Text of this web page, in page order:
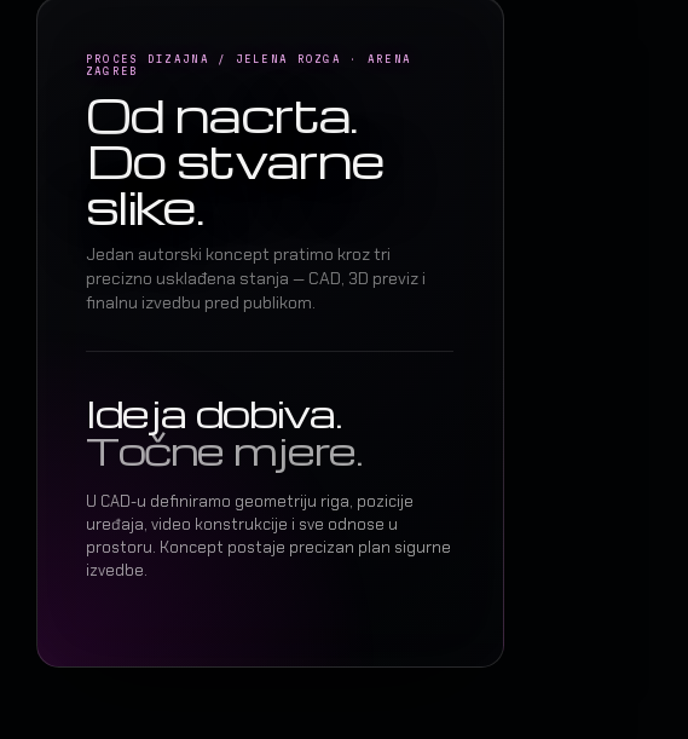
PROCES DIZAJNA / JELENA ROZGA · ARENA
ZAGREB
Od nacrta.
Do stvarne
slike.
Jedan autorski koncept pratimo kroz tri
precizno usklađena stanja — CAD, 3D previz i
finalnu izvedbu pred publikom.
Ideja dobiva.
Točne mjere.
U CAD-u definiramo geometriju riga, pozicije
uređaja, video konstrukcije i sve odnose u
prostoru. Koncept postaje precizan plan sigurne
izvedbe.